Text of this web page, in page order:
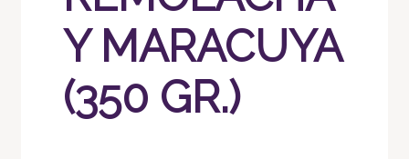
Y MARACUYA
(350 GR.)